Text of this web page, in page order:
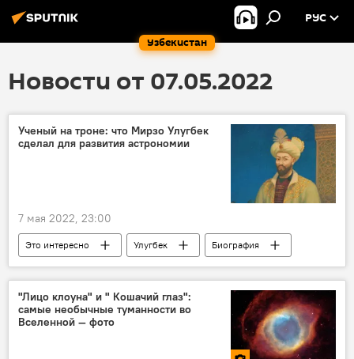
Узбекистан
РУС
Новости от 07.05.2022
Ученый на троне: что Мирзо Улугбек
сделал для развития астрономии
7 мая 2022, 23:00
Это интересно Улугбек Биография
"Лицо клоуна" и " Кошачий глаз":
самые необычные туманности во
Вселенной — фото